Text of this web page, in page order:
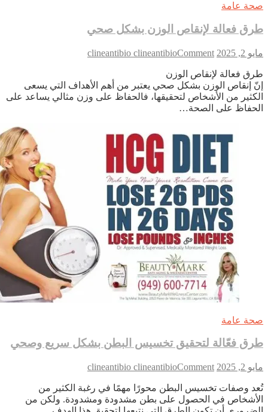
عامة
فعالة لإنقاص الوزن بشكل صحي
2025
clineantibio clineantibioComment
on
لإنقاص
الوزن
فعالة لإنقاص الوزن
إنقاص الوزن بشكل صحي يعتبر من أهم الأهداف التي يسعى
من الأشخاص لتحقيقها، فالحفاظ على وزن مثالي يساعد على
على الصحة…
عامة
فعّالة لتحقيق تخسيس البطن بشكل سريع وصحي
2025
clineantibio clineantibioComment
on
فعّالة
لتحقيق
وصفات تخسيس البطن محورًا مهمًا في رغبة الكثير من
في الحصول على بطن مشدودة ومشدودة. ولكن من